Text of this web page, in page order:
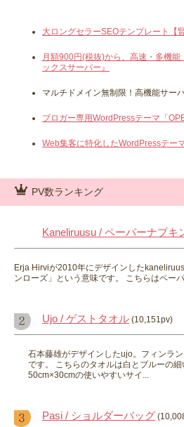
大ロングセラーSEOテンプレート【賢
月額900円(税抜)から、高速・多機
ックスサーバー』
マルチドメイン無制限！高機能サー
ブロガー専用WordPressテーマ「
Web集客に特化したWordPressテー
PV数ランキング
Kaneliruusu / ペーパーナプキ
Erja Hirviが2010年にデザインした
ンローズ」という意味です。 こちらはペー
Ujo / ゲストタオル (10,151pv)
石本藤雄がデザインしたujo。フィンラ
です。 こちらのタオルは白とブルーの細
50cm×30cmの使いやすいサイ...
Pasi / ショルダーバッグ